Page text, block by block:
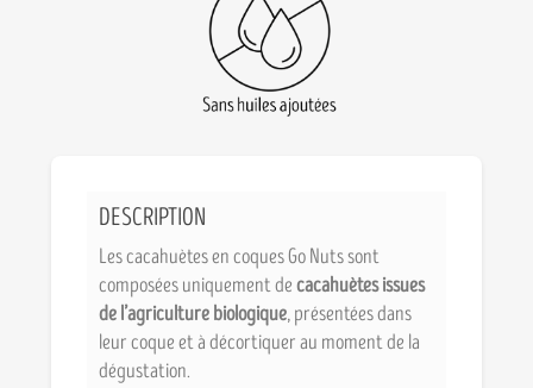
DESCRIPTION
Les cacahuètes en coques Go Nuts sont
composées uniquement decacahuètes issues
de l’agriculture biologique, présentées dans
leur coque et à décortiquer au moment de la
dégustation.